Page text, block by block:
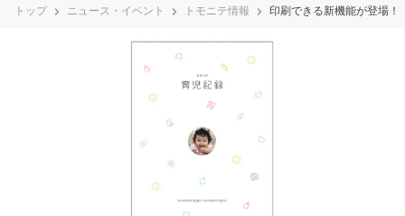
トップ ニュース・イベント トモニテ情報 印刷できる新機能が登場